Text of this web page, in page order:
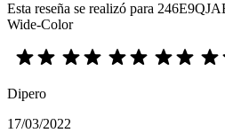
Esta reseña se realizó para
Wide-Color
Dipero
17/03/2022